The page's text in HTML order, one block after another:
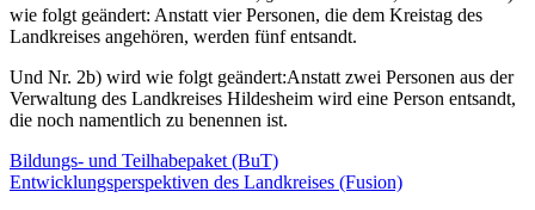
wie folgt geändert: Anstatt vier Personen, die dem Kreistag des
Landkreises angehören, werden fünf entsandt.
Und Nr. 2b) wird wie folgt geändert:Anstatt zwei Personen aus der
Verwaltung des Landkreises Hildesheim wird eine Person entsandt,
die noch namentlich zu benennen ist.
Bildungs- und Teilhabepaket (BuT)
Entwicklungsperspektiven des Landkreises (Fusion)